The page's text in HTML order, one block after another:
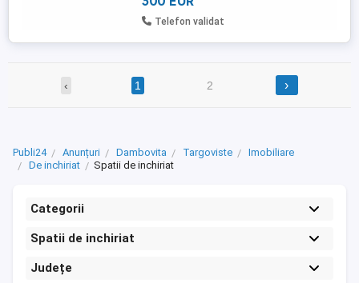
Telefon validat
‹ 1 2 ›
Publi24 Anunțuri Dambovita Targoviste
Imobiliare
De inchiriat
Spatii de inchiriat
Categorii
Spatii de inchiriat
Județe